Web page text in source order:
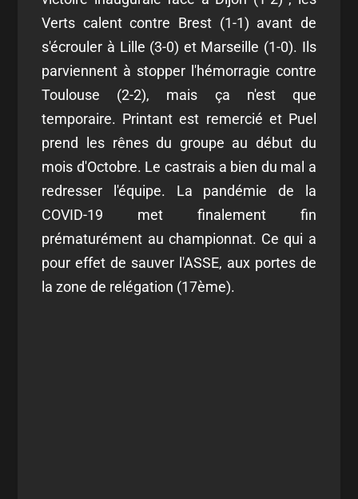
Verts calent contre Brest (1-1) avant de
s'écrouler à Lille (3-0) et Marseille (1-0). Ils
parviennent à stopper l'hémorragie contre
Toulouse (2-2), mais ça n'est que
temporaire. Printant est remercié et Puel
prend les rênes du groupe au début du
mois d'Octobre. Le castrais a bien du mal a
redresser l'équipe. La pandémie de la
COVID-19 met finalement fin
prématurément au championnat. Ce qui a
pour effet de sauver l'ASSE, aux portes de
la zone de relégation (17ème).